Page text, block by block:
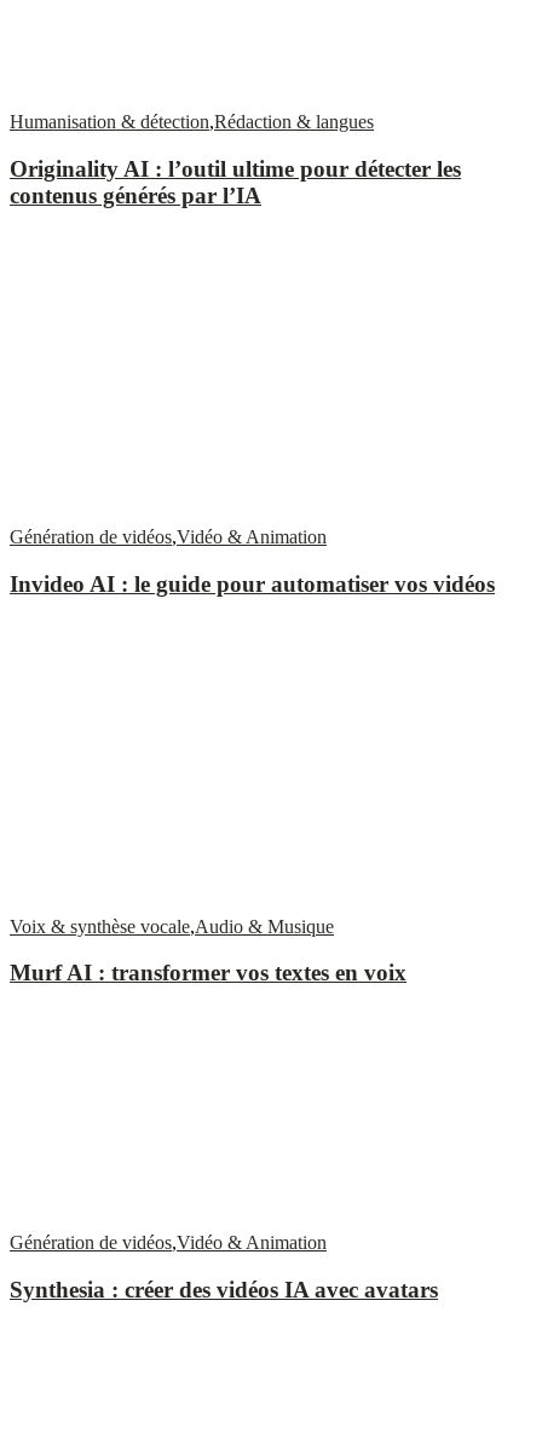
Humanisation & détection,Rédaction & langues
Originality AI : l’outil ultime pour détecter les
contenus générés par l’IA
Génération de vidéos,Vidéo & Animation
Invideo AI : le guide pour automatiser vos vidéos
Voix & synthèse vocale,Audio & Musique
Murf AI : transformer vos textes en voix
Génération de vidéos,Vidéo & Animation
Synthesia : créer des vidéos IA avec avatars